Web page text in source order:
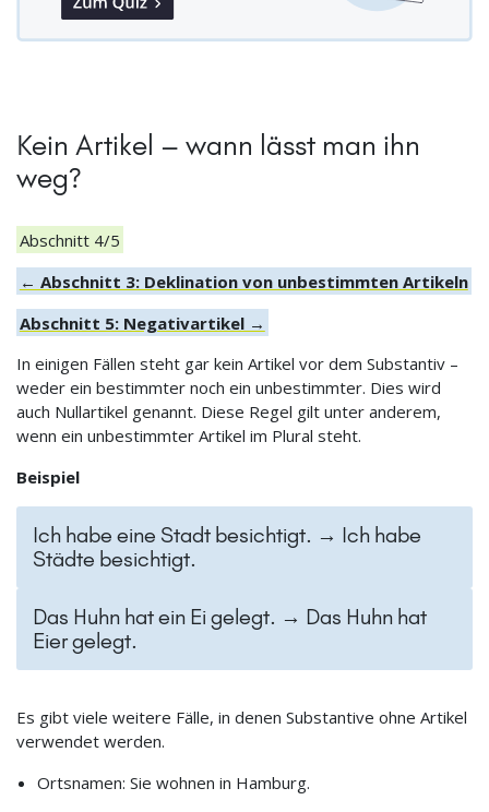
Kein Artikel – wann lässt man ihn
weg?
Abschnitt 4/5
← Abschnitt 3: Deklination von unbestimmten Artikeln
Abschnitt 5: Negativartikel →
In einigen Fällen steht gar kein Artikel vor dem Substantiv –
weder ein bestimmter noch ein unbestimmter. Dies wird
auch Nullartikel genannt. Diese Regel gilt unter anderem,
wenn ein unbestimmter Artikel im Plural steht.
Beispiel
Ich habe eine Stadt besichtigt. → Ich habe
Städte besichtigt.
Das Huhn hat ein Ei gelegt. → Das Huhn hat
Eier gelegt.
Es gibt viele weitere Fälle, in denen Substantive ohne Artikel
verwendet werden.
Ortsnamen: Sie wohnen in Hamburg.